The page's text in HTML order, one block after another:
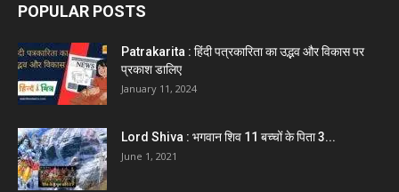
POPULAR POSTS
Patrakarita : हिंदी पत्रकारिता का उद्भव और विकास पर
प्रकाश डालिए
January 11, 2024
Lord Shiva : भगवान शिव 11 बच्चों के पिता 3...
June 1, 2021